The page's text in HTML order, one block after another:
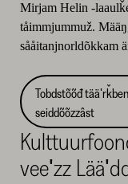
Mirjam Helin -
tåimmjummuž.
sååitanjnorldõkkam
Tobdstõõđ
seiddõõzzâst
veeʹzz